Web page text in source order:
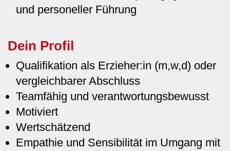
und personeller Führung
Dein Profil
Qualifikation als Erzieher:in (m,w,d) oder
vergleichbarer Abschluss
Teamfähig und verantwortungsbewusst
Motiviert
Wertschätzend
Empathie und Sensibilität im Umgang mit